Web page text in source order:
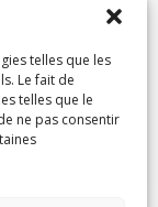
telles que les
Le fait de
telles que le
ne pas consentir